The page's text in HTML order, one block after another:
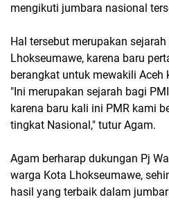
mengikuti jumbara nasional
Hal tersebut merupakan
Lhokseumawe, karena baru
berangkat untuk mewakili Aceh
"Ini merupakan sejarah bagi
karena baru kali ini PMR kami
tingkat Nasional," tutur Agam.
Agam berharap dukungan Pj
warga Kota Lhokseumawe,
hasil yang terbaik dalam